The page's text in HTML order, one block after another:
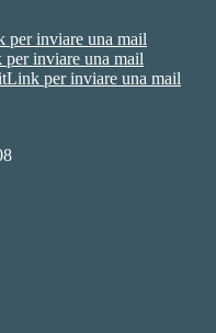
per inviare una mail
inviare una mail
Link per inviare una mail